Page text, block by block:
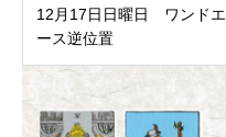
12月17日日曜日 ワンドエ
ース逆位置